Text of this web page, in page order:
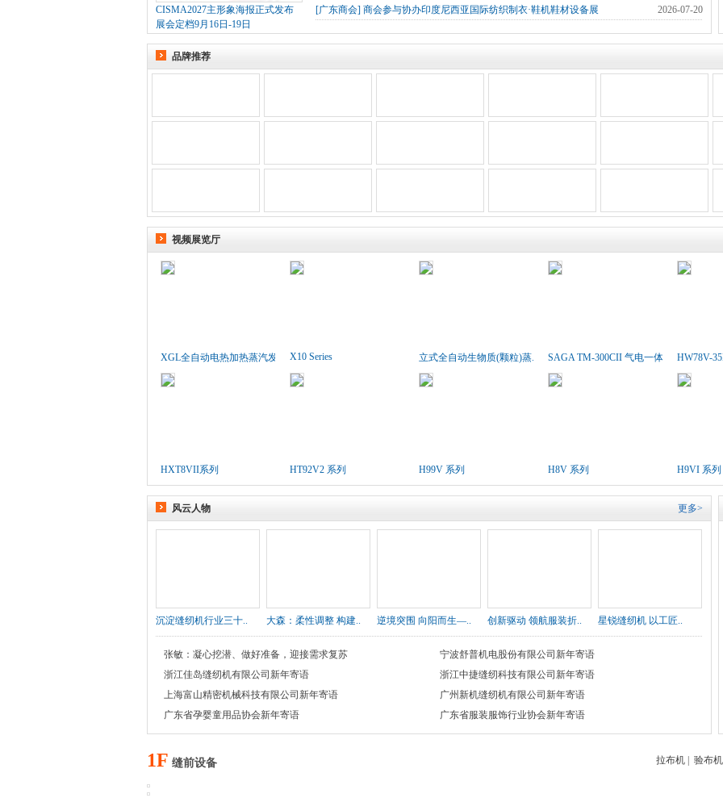
CISMA2027主形象海报正式发布
展会定档9月16日-19日
2026-07-20
[广东商会] 商会参与协办印度尼西亚国际纺织制衣·鞋机鞋材设备展
品牌推荐
视频展览厅
XGL全自动电热加热蒸汽发生..X10 Series 立式全自动生物质(颗粒)蒸.. SAGA TM-300CII 气电一体胶..HW78V-
HXT8VII系列 HT92V2 系列 H99V 系列 H8V 系列 H9VI 系列
更多>
风云人物
沉淀缝纫机行业三十.. 大森：柔性调整 构建.. 逆境突围 向阳而生—.. 创新驱动 领航服装折.. 星锐缝纫机 以工匠..
张敏：凝心挖潜、做好准备，迎接需求复苏
宁波舒普机电股份有限公司新年寄语
浙江佳岛缝纫机有限公司新年寄语
浙江中捷缝纫科技有限公司新年寄语
上海富山精密机械科技有限公司新年寄语
广州新机缝纫机有限公司新年寄语
广东省孕婴童用品协会新年寄语
广东省服装服饰行业协会新年寄语
拉布机 验布机
1F 缝前设备